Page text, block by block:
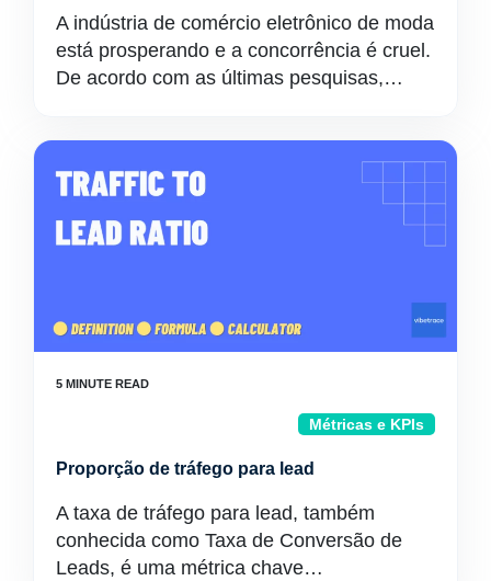
A indústria de comércio eletrônico de moda
está prosperando e a concorrência é cruel.
De acordo com as últimas pesquisas,…
Métricas e KPIs
Proporção de tráfego para lead
A taxa de tráfego para lead, também
conhecida como Taxa de Conversão de
Leads, é uma métrica chave…